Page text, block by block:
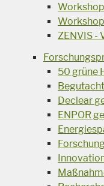
ZENVIS -
50 grüne
Declear
ENPOR